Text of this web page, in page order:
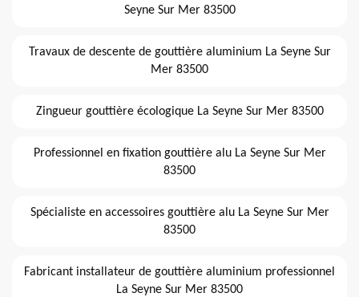
Seyne Sur Mer 83500
Travaux de descente de gouttière aluminium La Seyne Sur
Mer 83500
Zingueur gouttière écologique La Seyne Sur Mer 83500
Professionnel en fixation gouttière alu La Seyne Sur Mer
83500
Spécialiste en accessoires gouttière alu La Seyne Sur Mer
83500
Fabricant installateur de gouttière aluminium professionnel
La Seyne Sur Mer 83500